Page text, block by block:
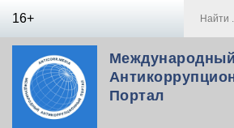
16+
Международный
Портал